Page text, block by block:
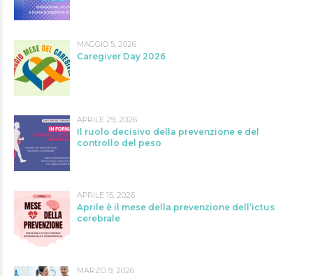
MAGGIO 5, 2026
Caregiver Day 2026
APRILE 29, 2026
Il ruolo decisivo della prevenzione e del
controllo del peso
APRILE 15, 2026
Aprile è il mese della prevenzione dell’ictus
cerebrale
MARZO 9, 2026